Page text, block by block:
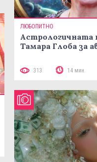
ЛЮБОПИТНО
Астрологичната
Тамара Глоба за
313 14 мин